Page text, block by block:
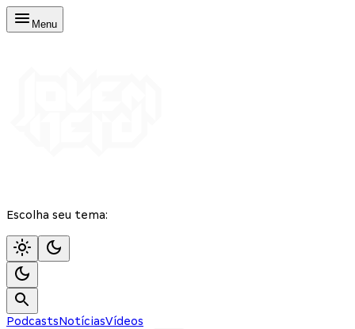
Menu
Escolha seu tema:
PodcastsNotíciasVídeos